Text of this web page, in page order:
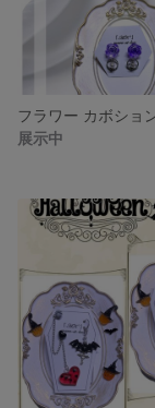
展示中